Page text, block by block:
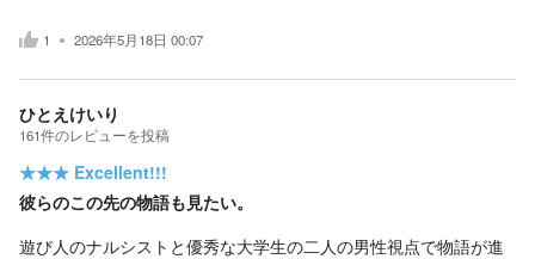
1 2026年5月18日 00:07
ひとえけいり
161件のレビューを投稿
★★★ Excellent!!!
彼らのこの先の物語も見たい。
遊び人のナルシストと優秀な大学生の二人の男性視点で物語が進